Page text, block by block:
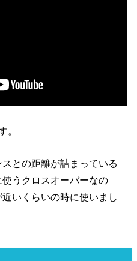
。
との距離が詰まっている
うクロスオーバーなの
いくらいの時に使いまし